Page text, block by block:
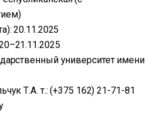
20.11.2025
университет имени
Т.А. т.: (+375 162) 21-71-81